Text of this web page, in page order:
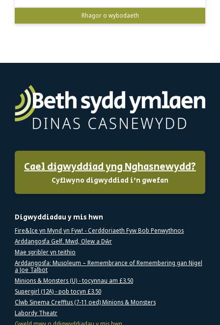
Rhagor o wybodaeth
Cael digwyddiad yng Nghasnewydd?
Cyflwyno digwyddiad i'n gwefan
Digwyddiadau y mis hwn
Fire&Ice yn Mynd yn Fyw! - Cerddoriaeth Fyw Bob Penwythnos
Arddangosfa Gelf. Mwd, Olew a Dŵr
Mae sgribler yn teithio
Arddangosfa: Musoleum – Remembrance of Remembering gan Nigel
a Joe Talbot
Minions & Monsters (U) - tocynnau am £3.50
Supergirl (12A) - pob tocyn £3.50
Clwb Sinema Crefftus (7-11 oed) Minions & Monsters
Labordy Theatr